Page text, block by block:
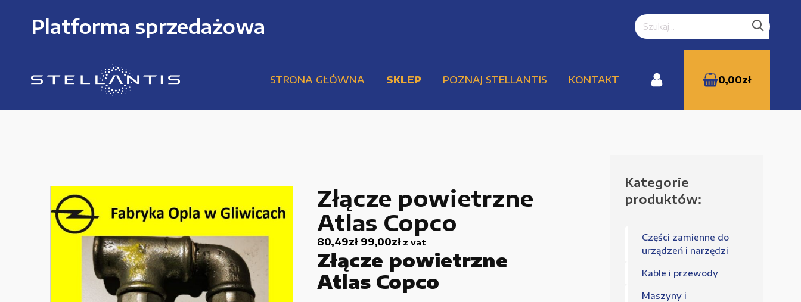
Platforma sprzedażowa
STRONA GŁÓWNA SKLEP POZNAJ STELLANTIS KONTAKT 0,00zł
Części zamienne do urządzeń i narzędzi
Kable i przewody
Maszyny i urządzenia produkcujne
Materiały budowlane
Pompy i przekładnie
Urządzenia elektryczne
Urządzenia pneumatyczne i hydrauliczne
Używane narzędzia warsztatowe
WYPRZEDAŻE
Zamówienie
Regulamin sklepu
Polityka Prywatności
Złącze powietrzne
Atlas Copco
80,49zł 99,00złz vat
Złącze powietrzne
Atlas Copco
Kategorie
produktów:
Części zamienne do
urządzeń i narzędzi
Kable i przewody
Maszyny i